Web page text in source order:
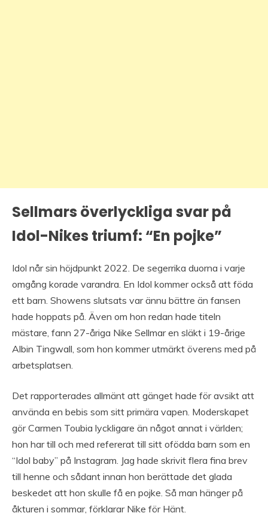
Sellmars överlyckliga svar på
Idol-Nikes triumf: “En pojke”
Idol når sin höjdpunkt 2022. De segerrika duorna i varje
omgång korade varandra. En Idol kommer också att föda
ett barn. Showens slutsats var ännu bättre än fansen
hade hoppats på. Även om hon redan hade titeln
mästare, fann 27-åriga Nike Sellmar en släkt i 19-årige
Albin Tingwall, som hon kommer utmärkt överens med på
arbetsplatsen.
Det rapporterades allmänt att gänget hade för avsikt att
använda en bebis som sitt primära vapen. Moderskapet
gör Carmen Toubia lyckligare än något annat i världen;
hon har till och med refererat till sitt ofödda barn som en
“Idol baby” på Instagram. Jag hade skrivit flera fina brev
till henne och sådant innan hon berättade det glada
beskedet att hon skulle få en pojke. Så man hänger på
åkturen i sommar, förklarar Nike för Hänt.